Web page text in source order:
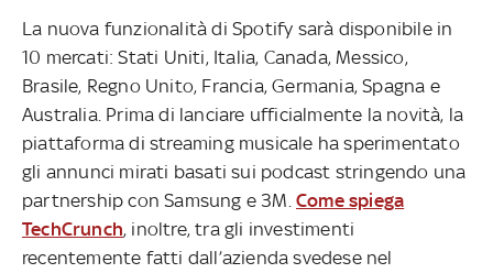
La nuova funzionalità di Spotify sarà disponibile in
10 mercati: Stati Uniti, Italia, Canada, Messico,
Brasile, Regno Unito, Francia, Germania, Spagna e
Australia. Prima di lanciare ufficialmente la novità, la
piattaforma di streaming musicale ha sperimentato
gli annunci mirati basati sui podcast stringendo una
partnership con Samsung e 3M. Come spiega
TechCrunch, inoltre, tra gli investimenti
recentemente fatti dall’azienda svedese nel